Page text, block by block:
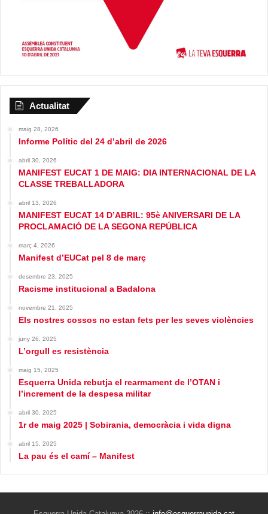
Actualitat
maig 28, 2026
Informe Polític del 24 d’abril de 2026
abril 30, 2026
MANIFEST EUCAT 1 DE MAIG: DIA INTERNACIONAL DE LA
CLASSE TREBALLADORA
abril 13, 2026
MANIFEST EUCAT 14 D’ABRIL: 95è ANIVERSARI DE LA
PROCLAMACIÓ DE LA SEGONA REPÚBLICA
març 4, 2026
Manifest d’EUCat pel 8 de març
desembre 23, 2025
Racisme institucional a Badalona
novembre 21, 2025
Els nostres cossos no estan fets per les seves violències
juny 26, 2025
L’orgull es resistència
maig 15, 2025
Esquerra Unida rebutja el rearmament de l’OTAN i
l’increment de la despesa militar
abril 30, 2025
1r de maig 2025 | Sobirania, democràcia i vida digna
abril 15, 2025
La pau és el camí – Manifest